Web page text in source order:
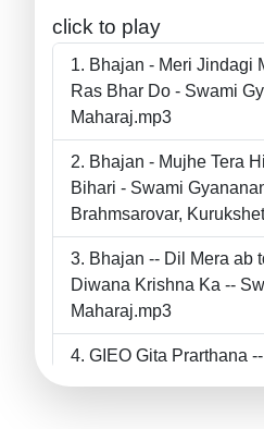
click to play
Bhajan - Meri Jindagi
Ras Bhar Do - Swami
Maharaj.mp3
Bhajan - Mujhe Tera
Bihari - Swami
Brahmsarovar,
Bhajan -- Dil Mera ab
Diwana Krishna Ka --
Maharaj.mp3
GIEO Gita Prarthana